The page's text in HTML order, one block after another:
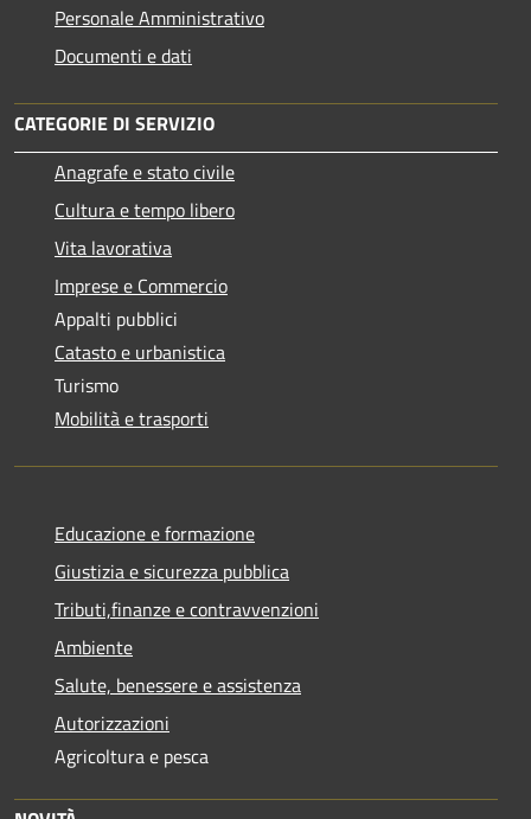
Personale Amministrativo
Documenti e dati
CATEGORIE DI SERVIZIO
Anagrafe e stato civile
Cultura e tempo libero
Vita lavorativa
Imprese e Commercio
Appalti pubblici
Catasto e urbanistica
Turismo
Mobilità e trasporti
Educazione e formazione
Giustizia e sicurezza pubblica
Tributi,finanze e contravvenzioni
Ambiente
Salute, benessere e assistenza
Autorizzazioni
Agricoltura e pesca